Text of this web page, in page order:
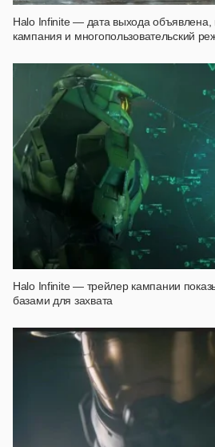
Halo Infinite — дата выхода объявлена,
кампания и многопользовательский
Halo Infinite — трейлер кампании
базами для захвата